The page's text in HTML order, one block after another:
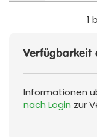
Verfügbarkeit
Informationen
nach Login zur
1